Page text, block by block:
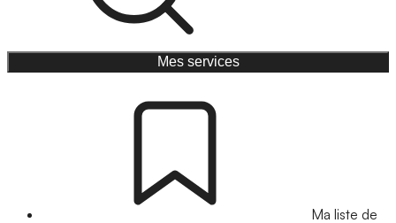
Mes services
Ma liste de